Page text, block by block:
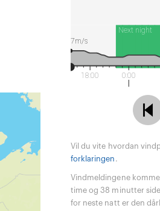
Next night
18:00 0:00
7m/s
Vil du vite hvordan
forklaringen .
Vindmeldingene
time og 38 minutter
for neste natt er den